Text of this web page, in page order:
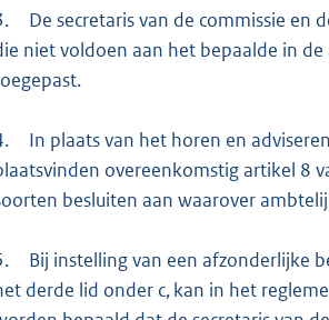
De secretaris van de commissie en
niet voldoen aan het bepaalde in
In plaats van het horen en
overeenkomstig artikel 8
besluiten aan waarover
Bij instelling van een afzonderlijke
derde lid onder c, kan in het